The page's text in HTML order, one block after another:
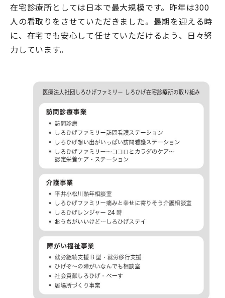
在宅診療所としては日本で最大規模です。昨年は300
人の看取りをさせていただきました。最期を迎える時
に、在宅でも安心して任せていただけるよう、日々努
力しています。